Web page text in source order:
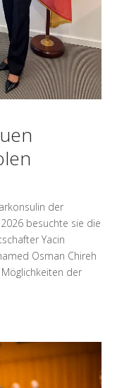
der
besuchte sie die
Yacin
Osman Chireh
der